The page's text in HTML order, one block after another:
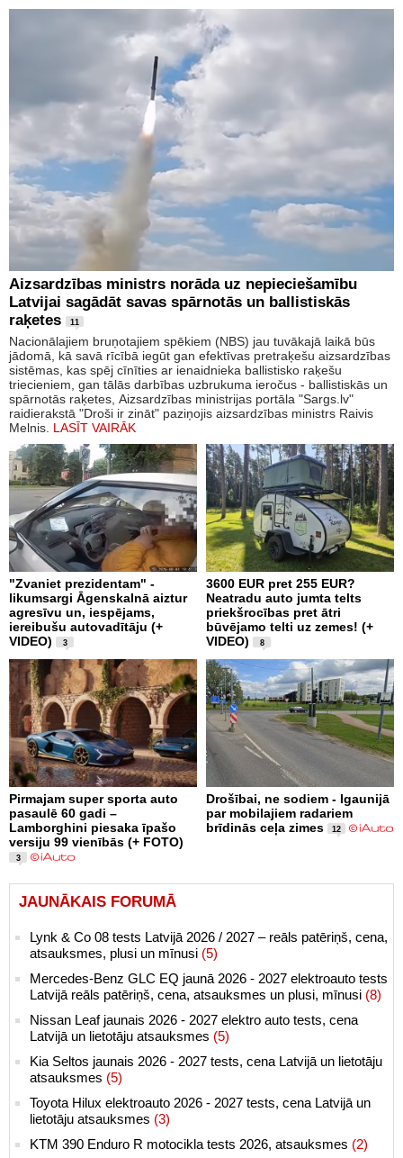
Aizsardzības ministrs norāda uz nepieciešamību
Latvijai sagādāt savas spārnotās un ballistiskās
raķetes
11
Nacionālajiem bruņotajiem spēkiem (NBS) jau tuvākajā laikā būs
jādomā, kā savā rīcībā iegūt gan efektīvas pretraķešu aizsardzības
sistēmas, kas spēj cīnīties ar ienaidnieka ballistisko raķešu
triecieniem, gan tālās darbības uzbrukuma ieročus - ballistiskās un
spārnotās raķetes, Aizsardzības ministrijas portāla "Sargs.lv"
raidierakstā "Droši ir zināt" paziņojis aizsardzības ministrs Raivis
Melnis. LASĪT VAIRĀK
"Zvaniet prezidentam" -
likumsargi Āgenskalnā aiztur
agresīvu un, iespējams,
iereibušu autovadītāju (+
VIDEO)
3
3600 EUR pret 255 EUR?
Neatradu auto jumta telts
priekšrocības pret ātri
būvējamo telti uz zemes! (+
VIDEO)
8
Pirmajam super sporta auto
pasaulē 60 gadi –
Lamborghini piesaka īpašo
versiju 99 vienībās (+ FOTO)
3
Drošībai, ne sodiem - Igaunijā
par mobilajiem radariem
brīdinās ceļa zimes
12
JAUNĀKAIS FORUMĀ
Lynk & Co 08 tests Latvijā 2026 / 2027 – reāls patēriņš, cena,
atsauksmes, plusi un mīnusi (5)
Mercedes-Benz GLC EQ jaunā 2026 - 2027 elektroauto tests
Latvijā reāls patēriņš, cena, atsauksmes un plusi, mīnusi (8)
Nissan Leaf jaunais 2026 - 2027 elektro auto tests, cena
Latvijā un lietotāju atsauksmes (5)
Kia Seltos jaunais 2026 - 2027 tests, cena Latvijā un lietotāju
atsauksmes (5)
Toyota Hilux elektroauto 2026 - 2027 tests, cena Latvijā un
lietotāju atsauksmes (3)
KTM 390 Enduro R motocikla tests 2026, atsauksmes (2)